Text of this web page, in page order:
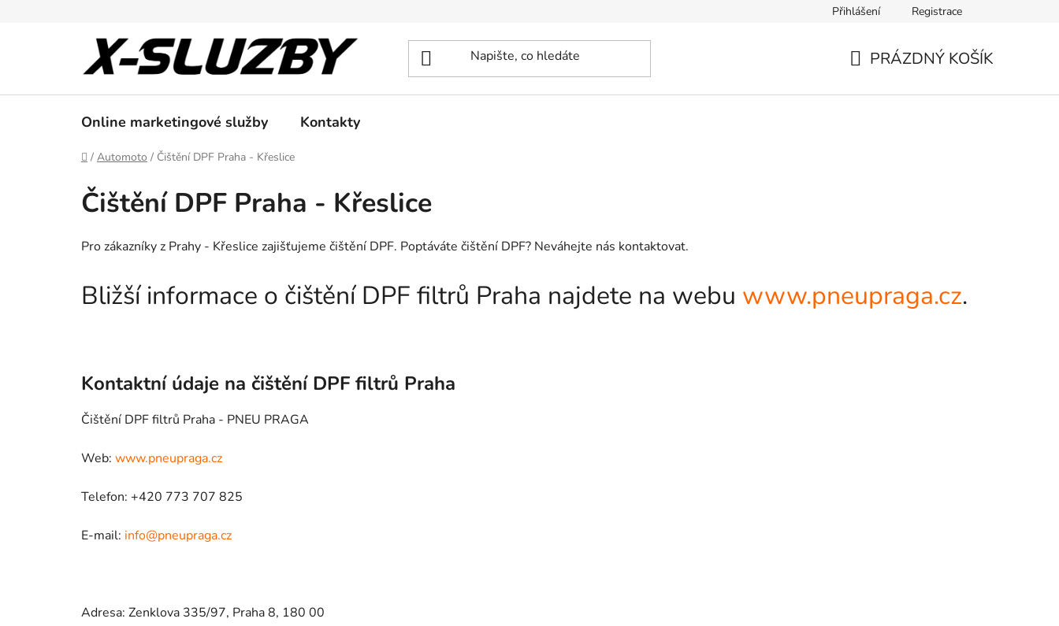
Přihlášení Registrace
PRÁZDNÝ KOŠÍK
Online marketingové služby Kontakty
Domů
/ Automoto / Čištění DPF Praha - Křeslice
Čištění DPF Praha - Křeslice
Pro zákazníky z Prahy - Křeslice zajišťujeme čištění DPF. Poptáváte čištění DPF? Neváhejte nás kontaktovat.
Bližší informace o čištění DPF filtrů Praha najdete na webu www.pneupraga.cz.
Kontaktní údaje na čištění DPF filtrů Praha
Čištění DPF filtrů Praha - PNEU PRAGA
Web: www.pneupraga.cz
Telefon: +420 773 707 825
E-mail: info@pneupraga.cz
Adresa: Zenklova 335/97, Praha 8, 180 00